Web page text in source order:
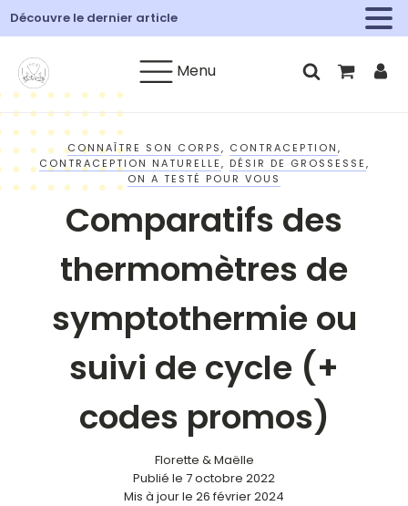
Découvre le dernier article
Menu
CONNAÎTRE SON CORPS, CONTRACEPTION,
CONTRACEPTION NATURELLE, DÉSIR DE GROSSESSE,
ON A TESTÉ POUR VOUS
Comparatifs des
thermomètres de
symptothermie ou
suivi de cycle (+
codes promos)
Florette & Maëlle
Publié le 7 octobre 2022
Mis à jour le 26 février 2024